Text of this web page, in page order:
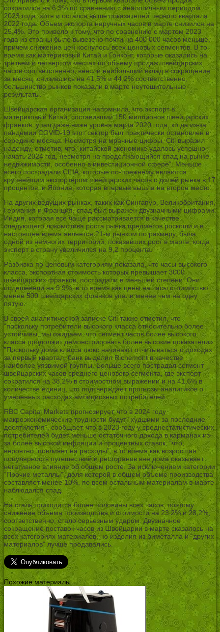
сократился на 6,3% по сравнению с аналогичным периодом
2023 года, хотя и остался выше показателей первого квартала
2022 года. Объем экспорта наручных часов в марте снизился на
25,4%. Это привело к тому, что по сравнению с мартом 2023
года из страны было вывезено почти на 400 000 часов меньше,
причем снижение цен коснулось всех ценовых сегментов. В то
время как материковый Китай и Гонконг, которые оказались на
третьем и четвертом местах по объему продаж швейцарских
часов соответственно, внесли наибольший вклад в сокращение
за месяц, снизившись на 41,5% и 44,2% соответственно,
большинство рынков показали в марте неутешительные
результаты.
Швейцарская организация напомнила, что экспорт в
материковый Китай, составивший 150 миллионов швейцарских
франков, упал даже ниже уровня марта 2020 года, когда из-за
пандемии COVID-19 этот сектор был практически остановлен в
середине месяца. Несмотря на мрачные цифры, Citi выразил
надежду, отметив, что “китайской экономике удалось успешно
начать 2024 год, несмотря на продолжающийся спад на рынке
недвижимости, особенно в инвестиционной сфере”. Меньше
всего пострадали США, которые по-прежнему являются
крупнейшим экспортером швейцарских часов с долей рынка в 17
процентов, и Япония, которая впервые вышла на второе место.
На других ведущих рынках, таких как Сингапур, Великобритания,
Германия и Франция, спад был выражен двузначными цифрами.
Индия, которая все чаще рассматривается в качестве
следующего локомотива роста рынка предметов роскоши и в
настоящее время является 21-м рынком по размеру, была
одной из немногих территорий, показавших рост в марте, когда
экспорт в страну увеличился на 9,2 процента.
Разбивка по ценовым категориям показала, что часы высокого
класса, экспортная стоимость которых превышает 3000
швейцарских франков, пострадали в меньшей степени. Они
подешевели на 9,9%, в то время как цены на часы стоимостью
менее 500 швейцарских франков упали менее чем на одну
пятую.
В своей аналитической записке Citi также отметил, что
“поскольку потребители высокого класса относительно более
устойчивы, мы ожидаем, что сегмент часов более высокого
класса продолжит демонстрировать более высокие показатели».
”Поскольку дома класса люкс начинают отчитываться о доходах
за первый квартал, банк выделил Richemont в качестве
наиболее уязвимой группы. Больше всего пострадал сегмент
швейцарских часов среднего ценового сегмента, где экспорт
сократился на 38,2% в стоимостном выражении и на 41,6% в
количестве единиц, что подтверждает прогнозы аналитиков о
умеренных расходах амбициозных потребителей.
RBC Capital Markets прогнозирует, что в 2024 году
макроэкономические трудности будут “худшими за последние
десятилетия”, сообщает, что в 2023 году у среднестатистических
потребителей будет меньше остаточного дохода в карманах из-
за более высокой инфляции и процентных ставок, “что,
вероятно, повлияет на расходы”, в то время как возросшая
популярность путешествий и ресторанов вне дома оказывает
негативное влияние об общем росте. За исключением категории
“Прочие металлы”, доля которой в общем объеме производства
составляет менее 10%, по всем остальным материалам в марте
наблюдался спад.
На сталь приходится более половины всех часов, поэтому
снижение объема производства и стоимости на 23,2% и 28,2%,
соответственно, стало серьезным ударом. Двузначное
сокращение поставок часов из Швейцарии в марте сказалось на
всех категориях материалов, но изделия из биметалла и “других
материалов” лучше продавались.
Похожие материалы